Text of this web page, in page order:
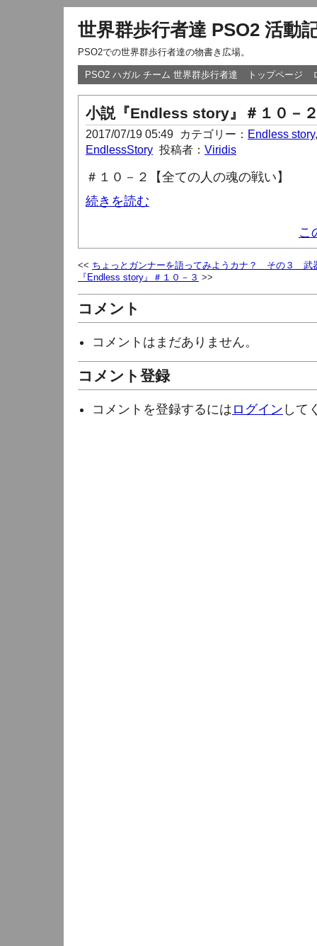
世界群歩行者達 PSO2 活動
PSO2での世界群歩行者達の物書き広場。
PSO2 ハガル チーム 世界群歩行者達 トップページ
小説『Endless story』＃１０－
2017/07/19 05:49 カテゴリー： Endless story
EndlessStory 投稿者： Viridis
＃１０－２【全ての人の魂の戦い】
続きを読む
こ
ちょっとガンナーを語ってみようカナ？ その３ 武
『Endless story』＃１０－３
コメント
コメントはまだありません。
コメント登録
コメントを登録するには ログイン して